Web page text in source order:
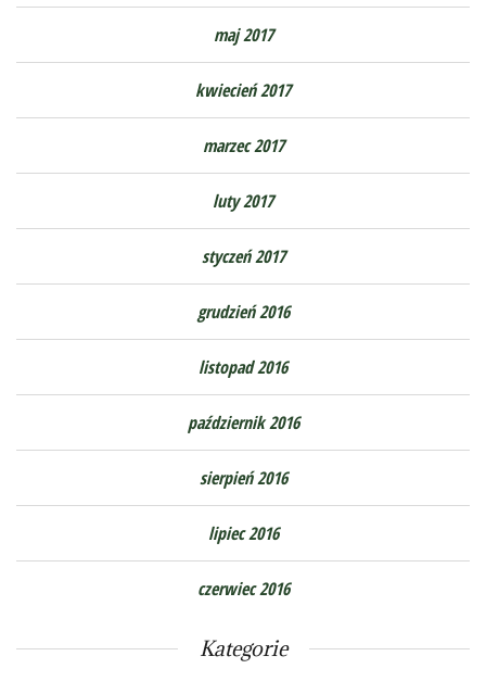
maj 2017
kwiecień 2017
marzec 2017
luty 2017
styczeń 2017
grudzień 2016
listopad 2016
październik 2016
sierpień 2016
lipiec 2016
czerwiec 2016
Kategorie